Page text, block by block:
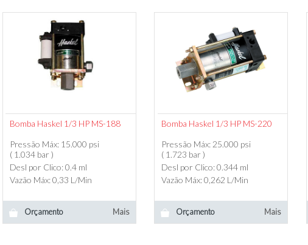
Bomba Haskel 1/3 HP MS-188
Pressão Máx: 15.000 psi
( 1.034 bar )
Desl por Clico: 0.4 ml
Vazão Máx: 0,33 L/Min
Orçamento Mais
Bomba Haskel 1/3 HP MS-220
Pressão Máx: 25.000 psi
( 1.723 bar )
Desl por Clico: 0.344 ml
Vazão Máx: 0,262 L/Min
Orçamento Mais